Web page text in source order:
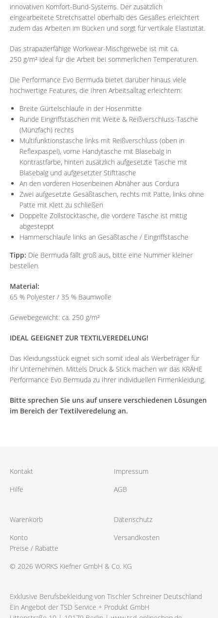
innovativen Komfort-Bund-Systems. Der zusätzlich
eingearbeitete Stretchsattel oberhalb des Gesäßes erleichtert
zudem das Arbeiten im Bücken und sorgt für vertikale Elastizität.
Das strapazierfähige Workwear-Mischgewebe ist mit ca.
250 g/m² ideal für die Arbeit bei sommerlichen Temperaturen.
Die Performance Evo Bermuda bietet darüber hinaus viele
hochwertige Features, die Ihren Arbeitsalltag erleichtern:
Breite Gürtelschlaufe in der Hosenmitte
Runde Eingriffstaschen mit Weite & Reißverschluss-Tasche
(Münzfach) rechts
Multifunktionstasche links mit Reißverschluss (oben in
Reflexpaspel), vorne Handytasche mit Blasebalg in
Kontrastfarbe, hinten zusätzlich aufgesetzte Tasche mit
Blasebalg und aufgesetzter Stifttasche
An den vorderen Hosenbeinen Abnäher aus Cordura
Zwei aufgesetzte Gesäßtaschen, rechts mit Patte, links ohne
Patte mit Klett zu schließen
Doppelte Zollstocktasche, die vordere Tasche ist mittig
abgesteppt
Hammerschlaufe links an Gesäßtasche / Eingriffstasche
Tipp: Die Bermuda fällt groß aus, bitte eine Nummer kleiner
bestellen.
Material:
65 % Polyester / 35 % Baumwolle
Gewebegewicht: ca. 250 g/m²
IDEAL GEEIGNET ZUR TEXTILVEREDELUNG!
Das Kleidungsstück eignet sich somit ideal als Werbeträger für
Ihr Unternehmen. Mittels Druck & Stick machen wir das KRÄHE
Performance Evo Bermuda zu Ihrer individuellen Firmenkleidung.
Bitte sprechen Sie uns auf unsere verschiedenen Lösungen
im Bereich der Textilveredelung an.
Kontakt
Hilfe
Impressum
AGB
Warenkorb
Konto
Datenschutz
Versandkosten
Preise / Rabatte
© 2026 WORKS Kiefner GmbH & Co. KG
Exklusive Berufsbekleidung von Tischler Schreiner Deutschland
Ein Angebot der TSD Service + Produkt GmbH